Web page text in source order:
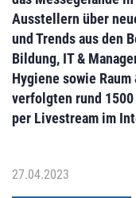
Ausstellern über
und Trends aus den
Bildung, IT &
Hygiene sowie
verfolgten rund 1500
per Livestream im
27.04.2023